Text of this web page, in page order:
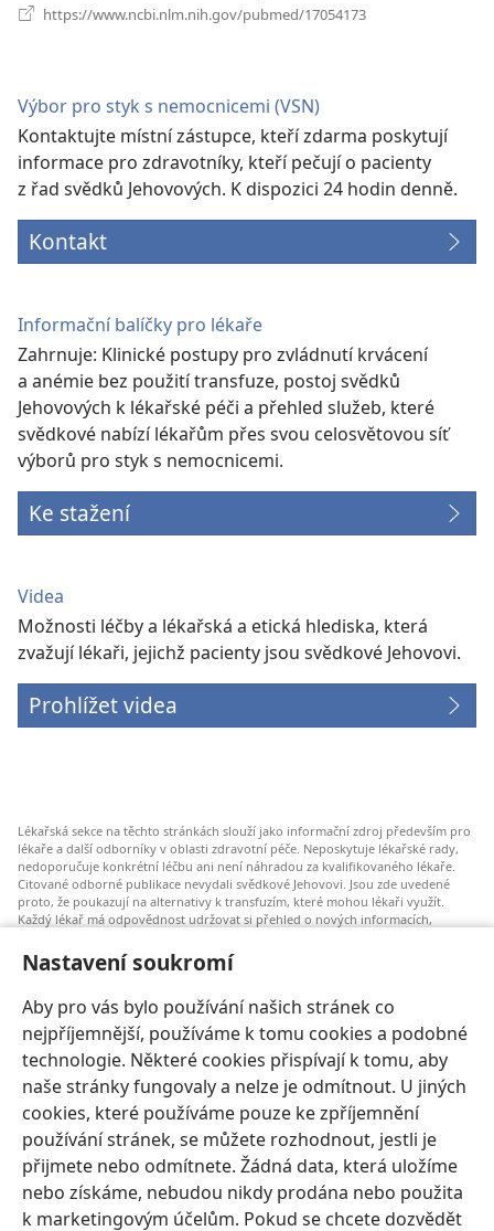
Nastavení soukromí
Aby pro vás bylo používání našich stránek co
nejpříjemnější, používáme k tomu cookies a podobné
technologie. Některé cookies přispívají k tomu, aby
naše stránky fungovaly a nelze je odmítnout. U jiných
cookies, které používáme pouze ke zpříjemnění
používání stránek, se můžete rozhodnout, jestli je
přijmete nebo odmítnete. Žádná data, která uložíme
nebo získáme, nebudou nikdy prodána nebo použita
k marketingovým účelům. Pokud se chcete dozvědět
https://www.ncbi.nlm.nih.gov/pubmed/17054173
Výbor pro styk s nemocnicemi (VSN)
Kontaktujte místní zástupce, kteří zdarma poskytují
informace pro zdravotníky, kteří pečují o pacienty
z řad svědků Jehovových. K dispozici 24 hodin denně.
Kontakt
Informační balíčky pro lékaře
Zahrnuje: Klinické postupy pro zvládnutí krvácení
a anémie bez použití transfuze, postoj svědků
Jehovových k lékařské péči a přehled služeb, které
svědkové nabízí lékařům přes svou celosvětovou síť
výborů pro styk s nemocnicemi.
Ke stažení
Videa
Možnosti léčby a lékařská a etická hlediska, která
zvažují lékaři, jejichž pacienty jsou svědkové Jehovovi.
Prohlížet videa
Lékařská sekce na těchto stránkách slouží jako informační zdroj především pro
lékaře a další odborníky v oblasti zdravotní péče. Neposkytuje lékařské rady,
nedoporučuje konkrétní léčbu ani není náhradou za kvalifikovaného lékaře.
Citované odborné publikace nevydali svědkové Jehovovi. Jsou zde uvedené
proto, že poukazují na alternativy k transfuzím, které mohou lékaři využít.
Každý lékař má odpovědnost udržovat si přehled o nových informacích,
správná rozhodnutí, která budou odpovídat jejich zdravotnímu stavu a budou
v souladu s jejich přáními, hodnotami a vyznáním. Uvedené postupy nemusí
Pro pacienty: Vždy se poraďte o svém zdravotním stavu a možnostech léčby se
svým lékařem nebo jiným odborníkem v oblasti lékařské péče. Pokud máte
zdravotní potíže, nechte se vyšetřit lékařem.
Používání těchto stránek se řídí Podmínkami použití.
Nastavení vzhledu